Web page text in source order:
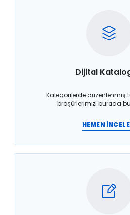
Dijital
Kategorilerde düzenlenmiş
broşürlerimizi burada
HEMEN İNCELE